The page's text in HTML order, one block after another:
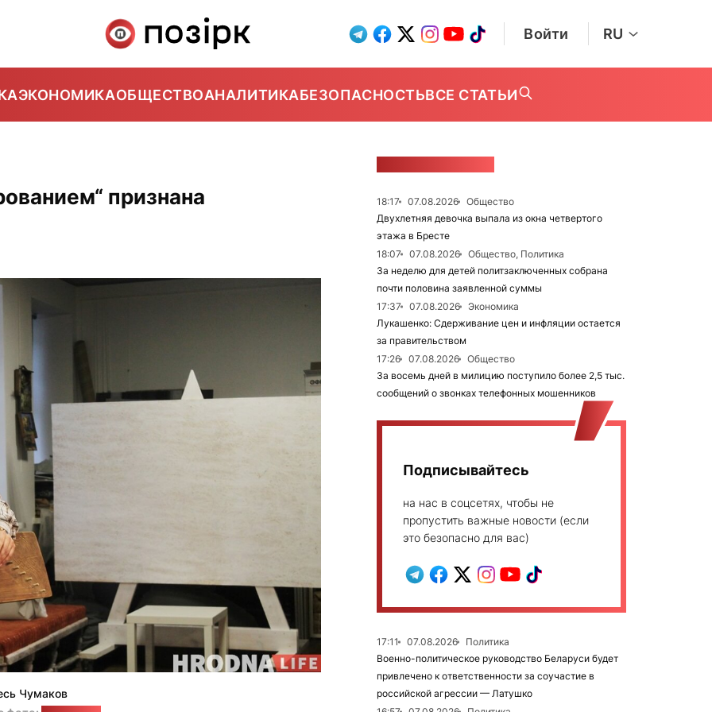
Войти RU
ЭКОНОМИКАОБЩЕСТВОАНАЛИТИКАБЕЗОПАСНОСТЬВСЕ СТАТЬИ
признана
Чумаков
18:17 07.08.2026
Общество
Двухлетняя девочка выпала из окна четвертого
этажа в Бресте
18:07
07.08.2026
Общество, Политика
За неделю для детей политзаключенных собрана
почти половина заявленной суммы
17:37
07.08.2026
Экономика
Лукашенко: Сдерживание цен и инфляции остается
за правительством
17:26
07.08.2026
Общество
За восемь дней в милицию поступило более 2,5 тыс.
сообщений о звонках телефонных мошенников
Подписывайтесь
на нас в соцсетях, чтобы не
пропустить важные новости (если
это безопасно для вас)
17:11 07.08.2026
Политика
Военно-политическое руководство Беларуси будет
привлечено к ответственности за соучастие в
российской агрессии — Латушко